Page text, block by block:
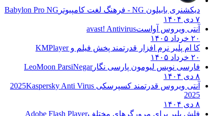
دیکشنری بابیلون NG - فرهنگ لغت کامپیوتر
Babylon Pro NG
۷ دی ۱۴۰۴
آنتی ویروس آواستavast! Antivirus
۲۰ خرداد ۱۴۰۵
کا ام پلیر نرم افزار قدرتمند پخش فیلم وKMPlayer
۲۰ خرداد ۱۴۰۵
فارسی نویس لیومون پارسی نگارLeoMoon ParsiNegar
۸ دی ۱۴۰۴
آنتی ویروس قدرتمند کسپرسکی 2025 Kaspersky Anti Virus
2025
۸ دی ۱۴۰۴
فلش پلیر برای مرورگرهای مختلفAdobe Flash Player